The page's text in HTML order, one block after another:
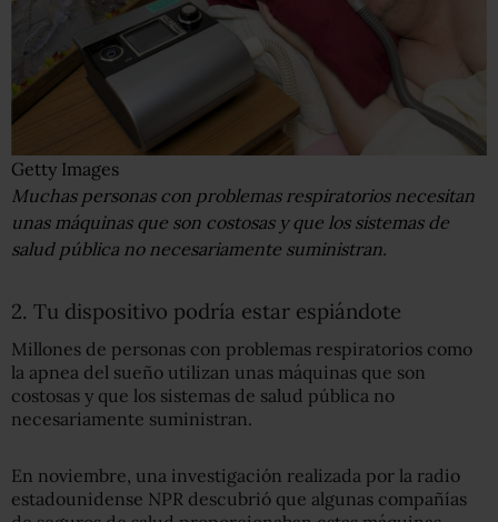
Getty Images
Muchas personas con problemas respiratorios necesitan
unas máquinas que son costosas y que los sistemas de
salud pública no necesariamente suministran.
2. Tu dispositivo podría estar espiándote
Millones de personas con problemas respiratorios como
la apnea del sueño utilizan unas máquinas que son
costosas y que los sistemas de salud pública no
necesariamente suministran.
En noviembre, una investigación realizada por la radio
estadounidense NPR descubrió que algunas compañías